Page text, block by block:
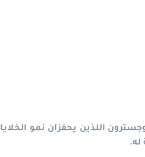
اللذين يحفزان نمو الخلايا
له.